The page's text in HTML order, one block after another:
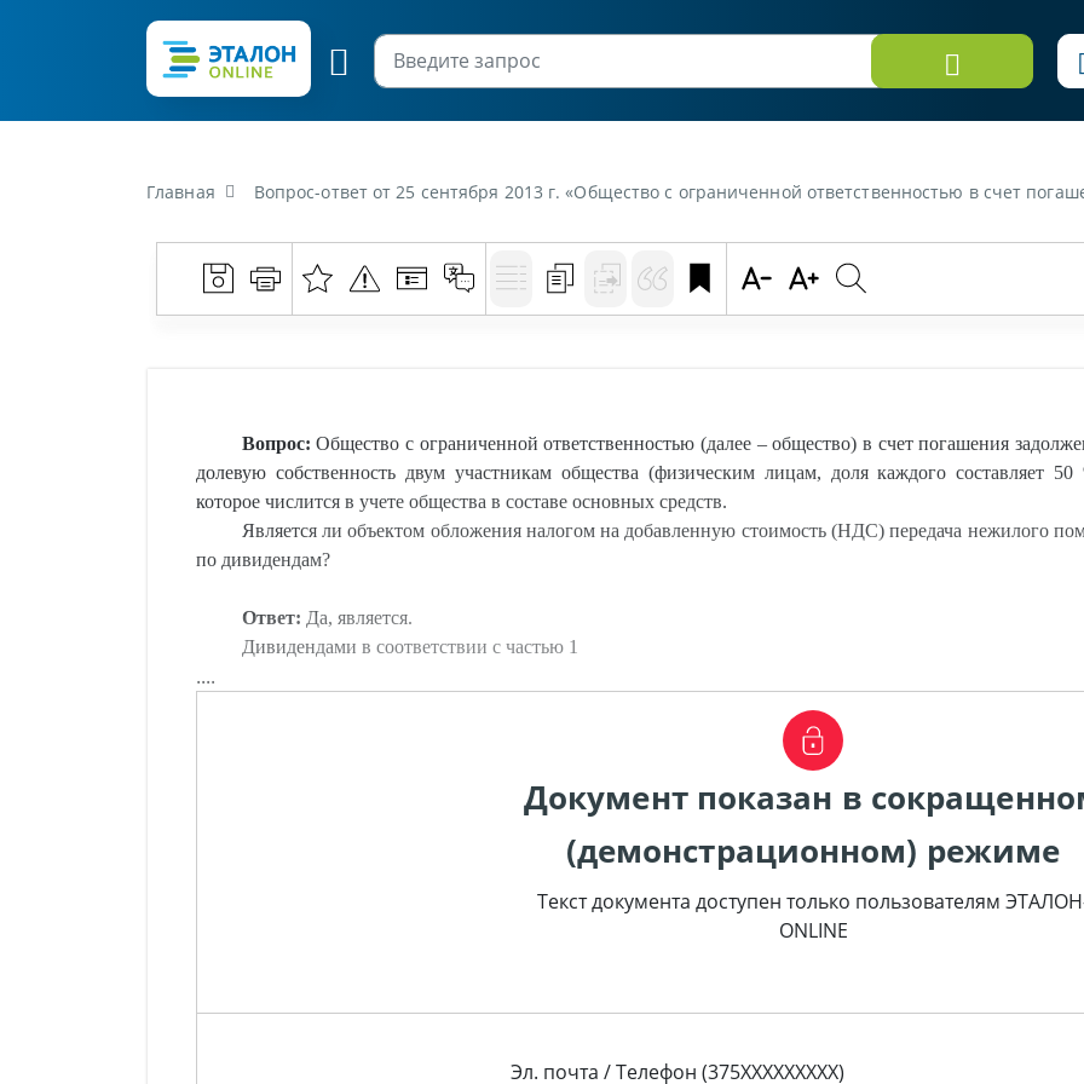
Главная Вопрос-ответ от 25 сентября 2013 г. «Общество с ограниченной ответственностью в счет погашения задолженности по дивидендам передает в общую долевую собственность двум участникам общества (физическим лицам, доля каждого составляет 50%) изолированное нежилое помещение, которое числится в учете общества в составе
Вопрос: Общество с ограниченной ответственностью (далее – общество) в счет погашения
долевую собственность двум участникам общества (физическим лицам, доля каждого составляет
которое числится в учете общества в составе основных средств.
Является ли объектом обложения налогом на добавленную стоимость (НДС) передача нежилого
по дивидендам?
Ответ: Да, является.
Дивидендами в соответствии с частью 1
....
Документ показан в
(демонстрационном) режиме
Текст документа доступен только пользователям
ONLINE
Эл. почта / Телефон (375XXXXXXXXX)